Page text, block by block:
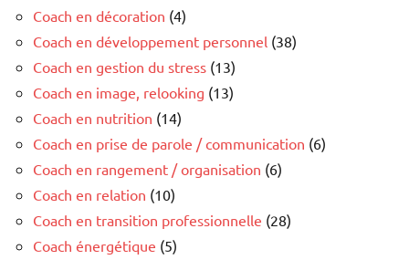
Coach en décoration (4)
Coach en développement personnel (38)
Coach en gestion du stress (13)
Coach en image, relooking (13)
Coach en nutrition (14)
Coach en prise de parole / communication (6)
Coach en rangement / organisation (6)
Coach en relation (10)
Coach en transition professionnelle (28)
Coach énergétique (5)